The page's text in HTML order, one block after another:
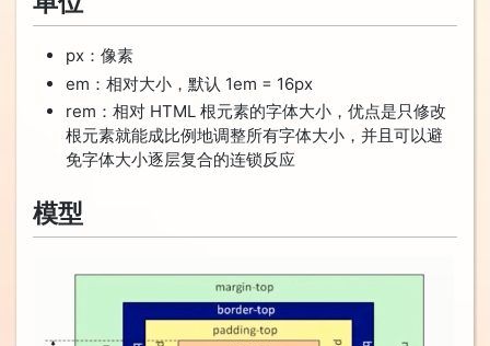
px：像素
em：相对大小，默认 1em = 16px
rem：相对 HTML 根元素的字体大小，优点是只修改
根元素就能成比例地调整所有字体大小，并且可以避
免字体大小逐层复合的连锁反应
模型